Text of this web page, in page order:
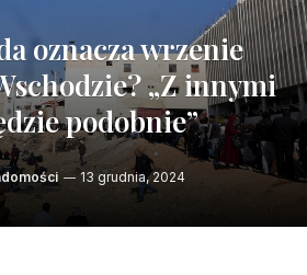
oznacza wrzenie
„Z innymi
podobnie”
13 grudnia, 2024